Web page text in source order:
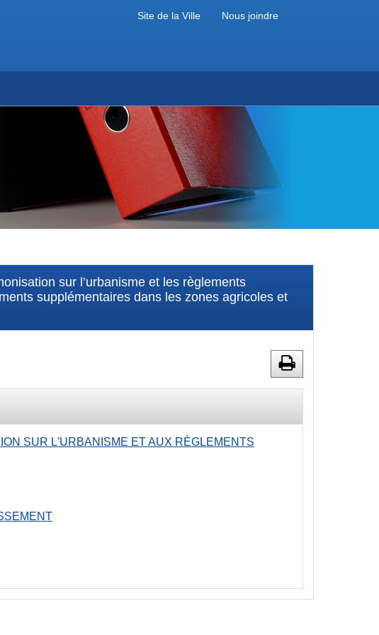
Nous joindre
Site de la Ville
sur l’urbanisme et les règlements
supplémentaires dans les zones agricoles et
SUR L'URBANISME ET AUX RÈGLEMENTS